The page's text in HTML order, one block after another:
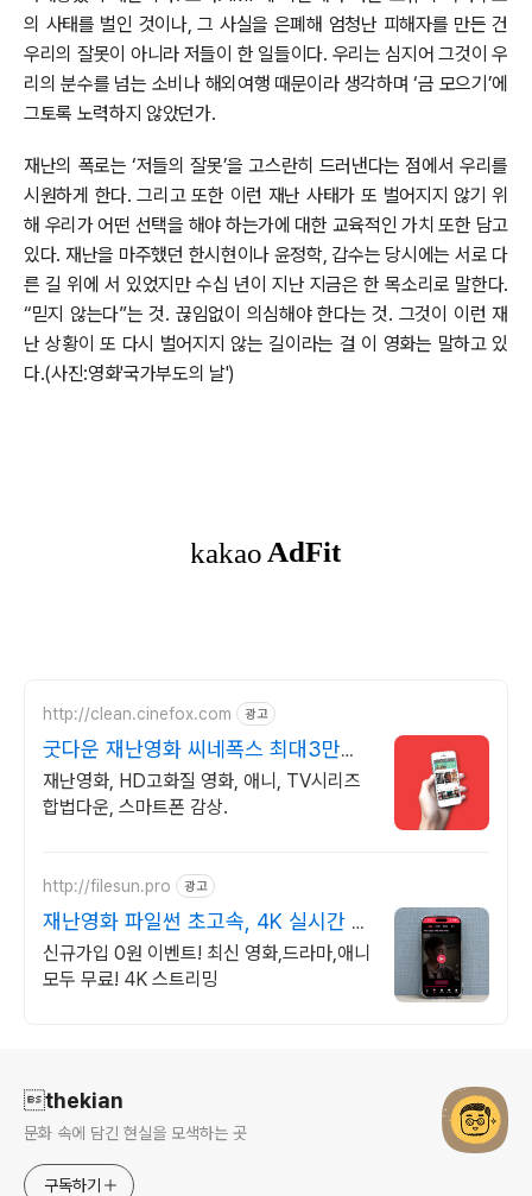
의 사태를 벌인 것이나, 그 사실을 은폐해 엄청난 피해자를 만든 건
우리의 잘못이 아니라 저들이 한 일들이다. 우리는 심지어 그것이 우
리의 분수를 넘는 소비나 해외여행 때문이라 생각하며 ‘금 모으기’에
그토록 노력하지 않았던가.
재난의 폭로는 ‘저들의 잘못’을 고스란히 드러낸다는 점에서 우리를
시원하게 한다. 그리고 또한 이런 재난 사태가 또 벌어지지 않기 위
해 우리가 어떤 선택을 해야 하는가에 대한 교육적인 가치 또한 담고
있다. 재난을 마주했던 한시현이나 윤정학, 갑수는 당시에는 서로 다
른 길 위에 서 있었지만 수십 년이 지난 지금은 한 목소리로 말한다.
“믿지 않는다”는 것. 끊임없이 의심해야 한다는 것. 그것이 이런 재
난 상황이 또 다시 벌어지지 않는 길이라는 걸 이 영화는 말하고 있
다.(사진:영화'국가부도의 날')
http://clean.cinefox.com 광고
굿다운 재난영화 씨네폭스 최대3만원
+10%추가적립
재난영화, HD고화질 영화, 애니, TV시리즈
합법다운, 스마트폰 감상.
http://filesun.pro 광고
재난영화 파일썬 초고속, 4K 실시간 보
기!
신규가입 0원 이벤트! 최신 영화,드라마,애니
모두 무료! 4K 스트리밍
thekian
문화 속에 담긴 현실을 모색하는 곳
구독하기